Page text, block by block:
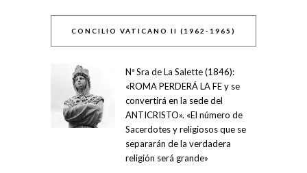
CONCILIO VATICANO II (1962-1965)
Nª Sra de La Salette (1846):
«ROMA PERDERÁ LA FE y se
convertirá en la sede del
ANTICRISTO». «El número de
Sacerdotes y religiosos que se
separarán de la verdadera
religión será grande»